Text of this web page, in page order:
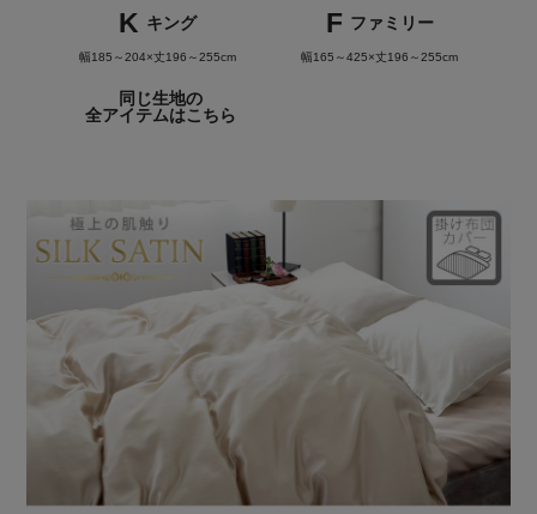
K キング
幅185～204×丈196～255cm
F ファミリー
幅165～425×丈196～255cm
同じ生地の
全アイテムはこちら